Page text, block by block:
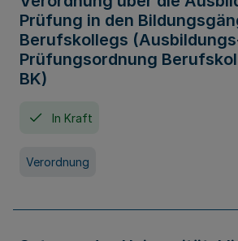
Prüfung in den
Berufskollegs
Prüfungsordnung
BK)
In Kraft
Verordnung